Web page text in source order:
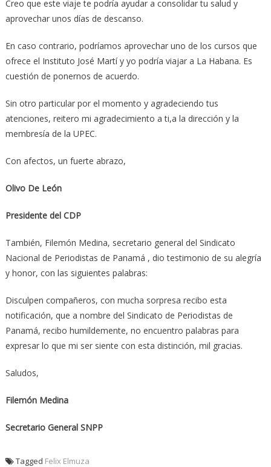
Creo que este viaje te podría ayudar a consolidar tu salud y
aprovechar unos días de descanso.
En caso contrario, podríamos aprovechar uno de los cursos que
ofrece el Instituto José Martí y yo podría viajar a La Habana. Es
cuestión de ponernos de acuerdo.
Sin otro particular por el momento y agradeciendo tus
atenciones, reitero mi agradecimiento a ti,a la dirección y la
membresía de la UPEC.
Con afectos, un fuerte abrazo,
Olivo De León
Presidente del CDP
También, Filemón Medina, secretario general del Sindicato
Nacional de Periodistas de Panamá , dio testimonio de su alegría
y honor, con las siguientes palabras:
Disculpen compañeros, con mucha sorpresa recibo esta
notificación, que a nombre del Sindicato de Periodistas de
Panamá, recibo humildemente, no encuentro palabras para
expresar lo que mi ser siente con esta distinción, mil gracias.
Saludos,
Filemón Medina
Secretario General SNPP
Tagged Felix Elmuza